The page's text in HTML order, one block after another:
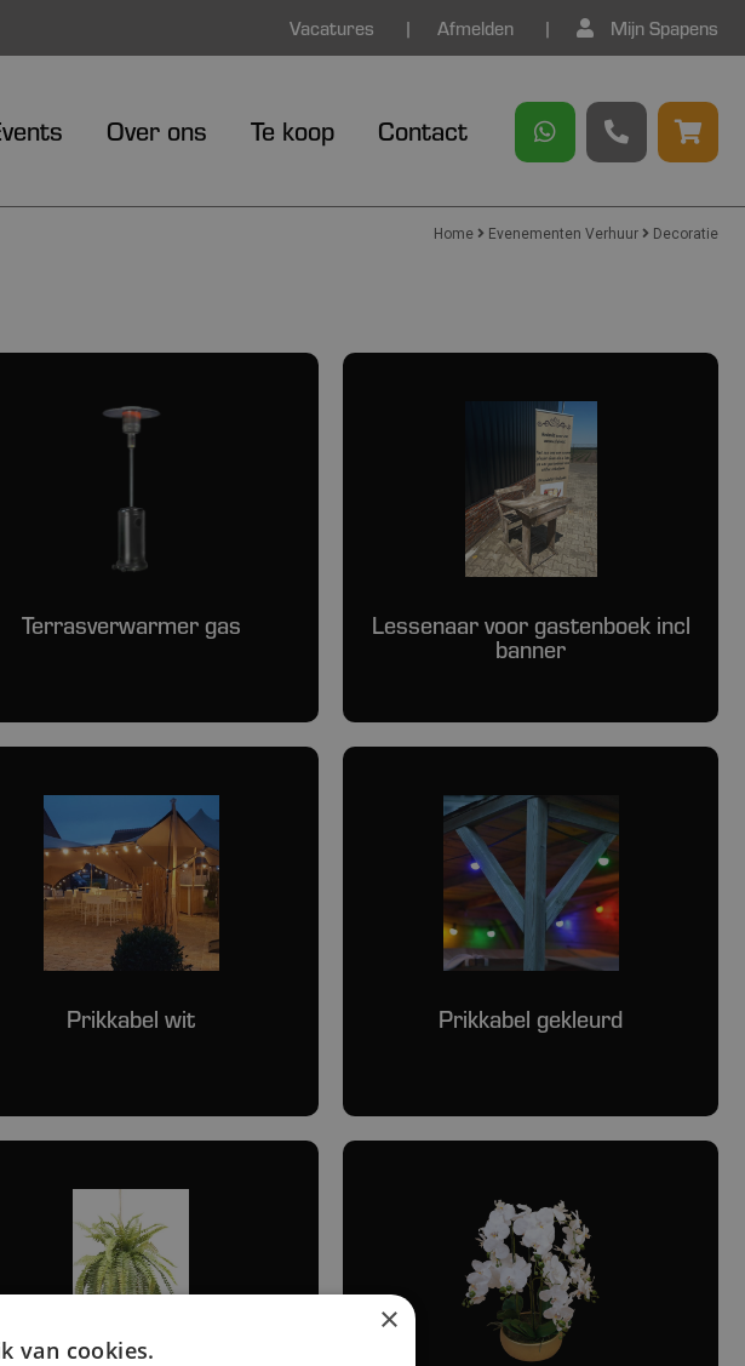
Vacatures Afmelden Mijn Spapens
Over ons Te koop Contact
Home Evenementen Verhuur Decoratie
Terrasverwarmer gas
Lessenaar voor gastenboek incl
banner
Prikkabel wit Prikkabel gekleurd
×
van cookies.